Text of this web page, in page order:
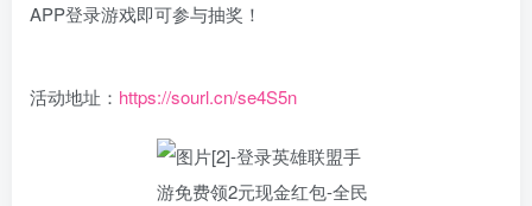
APP登录游戏即可参与抽奖！
活动地址： https://sourl.cn/se4S5n